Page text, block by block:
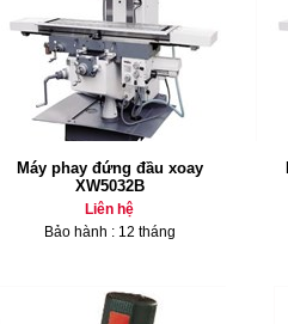
Máy phay đứng đầu xoay
XW5032B
Liên hệ
Bảo hành : 12 tháng